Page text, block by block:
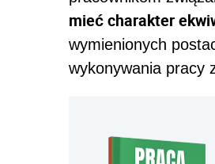
mieć charakter
wymienionych
wykonywania pracy